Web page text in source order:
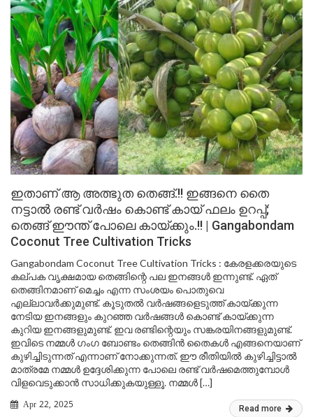
ഇതാണ് ആ അത്ഭുത തെങ്ങ്.!! ഇങ്ങനെ തൈ
നട്ടാൽ രണ്ട് വർഷം കൊണ്ട് കായ് ഫലം ഉറപ്പ്;
തെങ്ങ് ഈന്ത് പോലെ കായ്ക്കും.!! | Gangabondam
Coconut Tree Cultivation Tricks
Gangabondam Coconut Tree Cultivation Tricks : കേരളക്കരയുടെ
കല്പക വൃക്ഷമായ തെങ്ങിന്റെ പല ഇനങ്ങൾ ഇന്നുണ്ട്. ഏത്
തെങ്ങിനമാണ് മെച്ചം എന്ന സംശയം പൊതുവെ
എല്ലാവർക്കുമുണ്ട്. കൂടുതൽ വർഷങ്ങളെടുത്ത് കായ്ക്കുന്ന
നേടിയ ഇനങ്ങളും കുറഞ്ഞ വർഷങ്ങൾ കൊണ്ട് കായ്ക്കുന്ന
കുറിയ ഇനങ്ങളുമുണ്ട്. ഇവ രണ്ടിന്റെയും സങ്കരയിനങ്ങളുമുണ്ട്.
ഇവിടെ നമ്മൾ ഗംഗ ബോണ്ടം തെങ്ങിൻ തൈകൾ എങ്ങനെയാണ്
കുഴിച്ചിടുന്നത് എന്നാണ് നോക്കുന്നത്. ഈ രീതിയിൽ കുഴിച്ചിട്ടാൽ
മാത്രമേ നമ്മൾ ഉദ്ദേശിക്കുന്ന പോലെ രണ്ട് വർഷമെത്തുമ്പോൾ
വിളവെടുക്കാൻ സാധിക്കുകയുള്ളൂ. നമ്മൾ […]
Apr 22, 2025 Read more